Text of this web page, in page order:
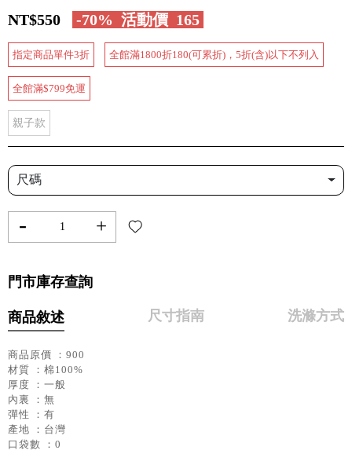
NT$550 -70% 活動價 165
指定商品單件3折 全館滿1800折180(可累折)，5折(含)以下不列入
全館滿$799免運
親子款
尺碼
- +
門市庫存查詢
商品敘述 尺寸指南 洗滌方式
商品原價 ：900
材質 ：棉100%
厚度 ：一般
內裏 ：無
彈性 ：有
產地 ：台灣
口袋數 ：0